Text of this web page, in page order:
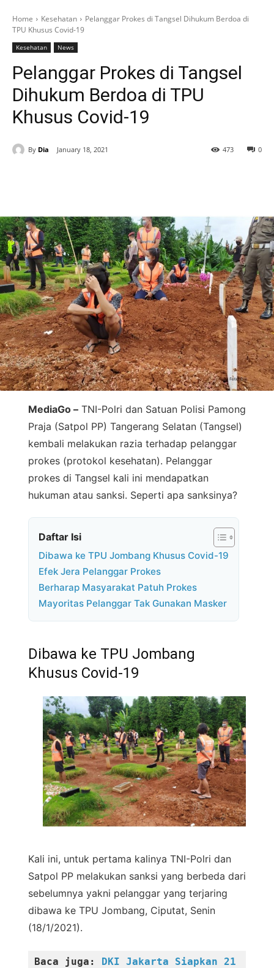
Home Kesehatan
Pelanggar Prokes di Tangsel Dihukum Berdoa di
TPU Khusus Covid-19
Kesehatan News
Pelanggar Prokes di Tangsel
Dihukum Berdoa di TPU
Khusus Covid-19
By Dia January 18, 2021 0
473
MediaGo – TNI-Polri dan Satuan Polisi Pamong
Praja (Satpol PP) Tangerang Selatan (Tangsel)
kembali melakukan razia terhadap pelanggar
prokes (protokol kesehatan). Pelanggar
prokes di Tangsel kali ini mendapatkan
hukuman atau sanksi. Seperti apa sanksinya?
Daftar Isi
Dibawa ke TPU Jombang Khusus Covid-19
Efek Jera Pelanggar Prokes
Berharap Masyarakat Patuh Prokes
Mayoritas Pelanggar Tak Gunakan Masker
Dibawa ke TPU Jombang
Khusus Covid-19
Kali ini, untuk pertama kalinya TNI-Polri dan
Satpol PP melakukan sanksi yang berbeda dari
sebelumnya yakni pelanggar yang terjaring
dibawa ke TPU Jombang, Ciputat, Senin
(18/1/2021).
Baca juga: DKI Jakarta Siapkan 21